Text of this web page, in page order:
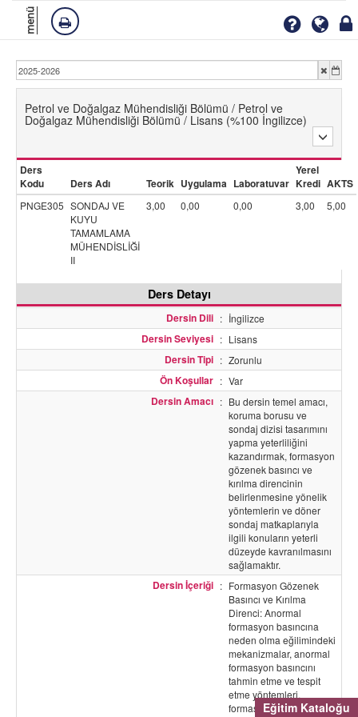
Eğitim Kataloğu
menü
Petrol ve Doğalgaz Mühendisliği Bölümü / Petrol ve
Doğalgaz Mühendisliği Bölümü / Lisans (%100 İngilizce)
Ders
Kodu
Ders Adı Teorik Uygulama Laboratuvar
Yerel
Kredi AKTS
PNGE305 SONDAJ VE
KUYU
TAMAMLAMA
MÜHENDİSLİĞİ
II
3,00 0,00 0,00 3,00 5,00
Ders Detayı
Dersin Dili : İngilizce
Dersin Seviyesi : Lisans
Dersin Tipi : Zorunlu
Ön Koşullar : Var
Dersin Amacı : Bu dersin temel amacı,
koruma borusu ve
sondaj dizisi tasarımını
yapma yeterliliğini
kazandırmak, formasyon
gözenek basıncı ve
kırılma direncinin
belirlenmesine yönelik
yöntemlerin ve döner
sondaj matkaplarıyla
ilgili konuların yeterli
düzeyde kavranılmasını
sağlamaktır.
Dersin İçeriği : Formasyon Gözenek
Basıncı ve Kırılma
Direnci: Anormal
formasyon basıncına
neden olma eğilimindeki
mekanizmalar, anormal
formasyon basıncını
tahmin etme ve tespit
etme yöntemleri,
formasyon kırılma